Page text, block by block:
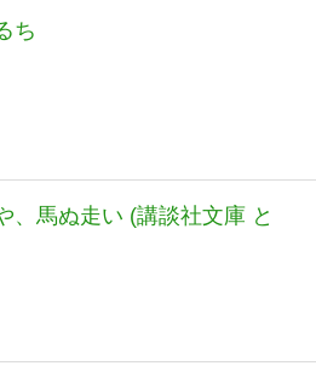
ち
、馬ぬ走い (講談社文庫 と